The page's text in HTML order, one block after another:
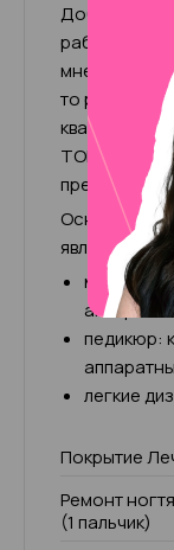
Добрый
работы в
мне
то
ТОП-
преподавания.
Основным
является:
маникюр:
педикюр:
легкие
Покрытие
Ремонт
(1 пальчик)